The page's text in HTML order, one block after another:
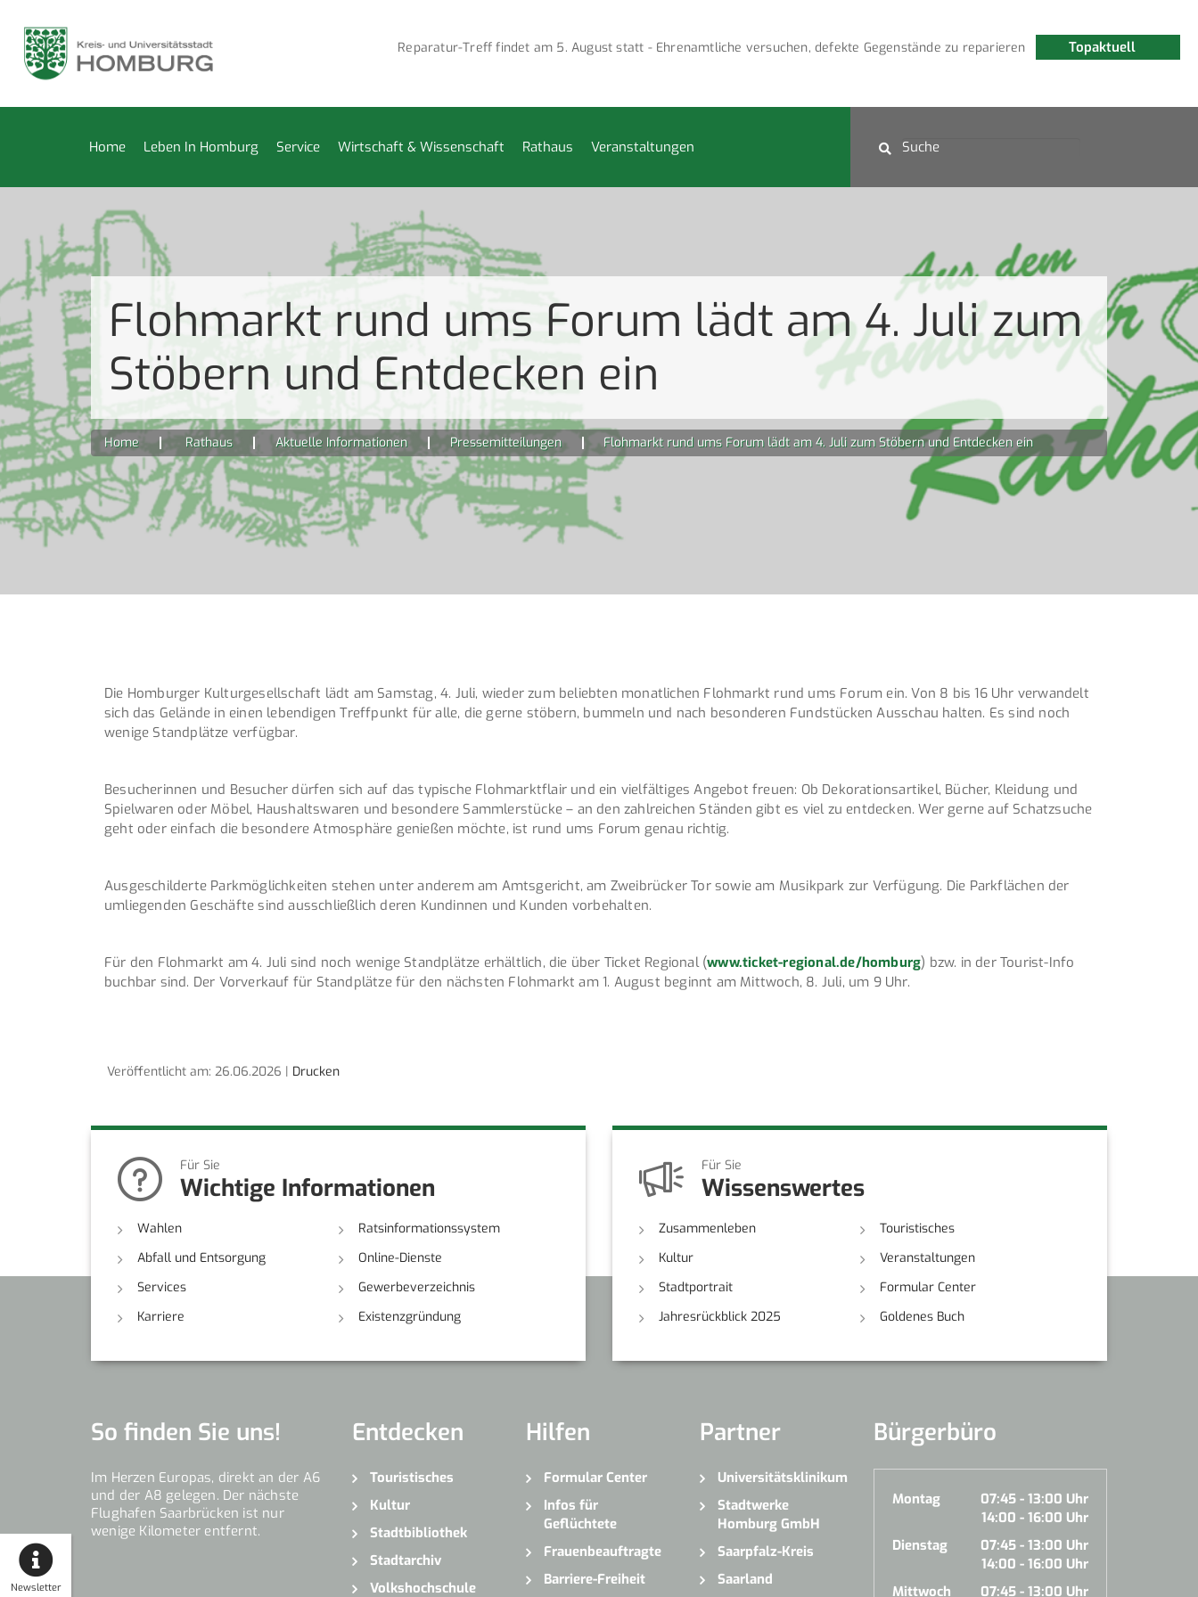
Newsletter
Topaktuell
vom 27. Juli bis 14. August geschlossen Reparatur-Treff findet am 5. August statt - Ehrenamtliche versuchen, defekte Gegenstände zu reparieren
Home Leben In Homburg Service Wirtschaft & Wissenschaft Rathaus Veranstaltungen
Flohmarkt rund ums Forum lädt am 4. Juli zum
Stöbern und Entdecken ein
Home Rathaus Aktuelle Informationen Pressemitteilungen Flohmarkt rund ums Forum lädt am 4. Juli zum Stöbern und Entdecken ein
Die Homburger Kulturgesellschaft lädt am Samstag, 4. Juli, wieder zum beliebten monatlichen Flohmarkt rund ums Forum ein. Von 8 bis 16 Uhr verwandelt
sich das Gelände in einen lebendigen Treffpunkt für alle, die gerne stöbern, bummeln und nach besonderen Fundstücken Ausschau halten. Es sind noch
wenige Standplätze verfügbar.
Besucherinnen und Besucher dürfen sich auf das typische Flohmarktflair und ein vielfältiges Angebot freuen: Ob Dekorationsartikel, Bücher, Kleidung und
Spielwaren oder Möbel, Haushaltswaren und besondere Sammlerstücke – an den zahlreichen Ständen gibt es viel zu entdecken. Wer gerne auf Schatzsuche
geht oder einfach die besondere Atmosphäre genießen möchte, ist rund ums Forum genau richtig.
Ausgeschilderte Parkmöglichkeiten stehen unter anderem am Amtsgericht, am Zweibrücker Tor sowie am Musikpark zur Verfügung. Die Parkflächen der
umliegenden Geschäfte sind ausschließlich deren Kundinnen und Kunden vorbehalten.
Für den Flohmarkt am 4. Juli sind noch wenige Standplätze erhältlich, die über Ticket Regional (www.ticket-regional.de/homburg) bzw. in der Tourist-Info
buchbar sind. Der Vorverkauf für Standplätze für den nächsten Flohmarkt am 1. August beginnt am Mittwoch, 8. Juli, um 9 Uhr.
Veröffentlicht am: 26.06.2026 | Drucken
Für Sie
Wichtige Informationen
Wahlen
Ratsinformationssystem
Abfall und Entsorgung
Online-Dienste
Services
Gewerbeverzeichnis
Karriere
Existenzgründung
Für Sie
Wissenswertes
Zusammenleben
Touristisches
Kultur
Veranstaltungen
Stadtportrait
Formular Center
Jahresrückblick 2025
Goldenes Buch
So finden Sie uns!
Im Herzen Europas, direkt an der A6
und der A8 gelegen. Der nächste
Flughafen Saarbrücken ist nur
wenige Kilometer entfernt.
Entdecken
Touristisches
Kultur
Stadtbibliothek
Stadtarchiv
Volkshochschule
Hilfen
Formular Center
Infos für
Geflüchtete
Frauenbeauftragte
Barriere-Freiheit
Partner
Universitätsklinikum
Stadtwerke
Homburg GmbH
Saarpfalz-Kreis
Saarland
Bürgerbüro
Montag
07:45 - 13:00 Uhr
14:00 - 16:00 Uhr
Dienstag
07:45 - 13:00 Uhr
14:00 - 16:00 Uhr
Mittwoch
07:45 - 13:00 Uhr